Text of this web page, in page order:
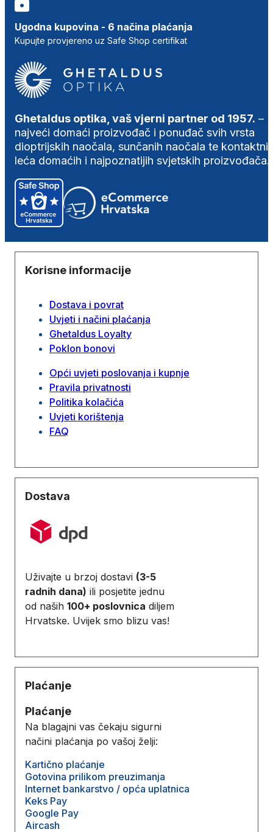
Ugodna kupovina - 6 načina plaćanja
Kupujte provjereno uz Safe Shop certifikat
Ghetaldus optika, vaš vjerni partner od 1957. –
najveći domaći proizvođač i ponuđač svih vrsta
dioptrijskih naočala, sunčanih naočala te
leća domaćih i najpoznatijih svjetskih proizvođača.
Korisne informacije
Dostava i povrat
Uvjeti i načini plaćanja
Ghetaldus Loyalty
Poklon bonovi
Opći uvjeti poslovanja i kupnje
Pravila privatnosti
Politika kolačića
Uvjeti korištenja
FAQ
Dostava
Uživajte u brzoj dostavi (3-5
radnih dana) ili posjetite jednu
od naših 100+ poslovnica diljem
Hrvatske. Uvijek smo blizu vas!
Plaćanje
Plaćanje
Na blagajni vas čekaju sigurni
načini plaćanja po vašoj želji:
Kartično plaćanje
Gotovina prilikom preuzimanja
Internet bankarstvo / opća uplatnica
Keks Pay
Google Pay
Aircash